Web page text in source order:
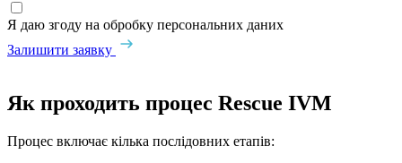
Я даю згоду на обробку персональних даних
Залишити заявку
Як проходить процес Rescue IVM
Процес включає кілька послідовних етапів: